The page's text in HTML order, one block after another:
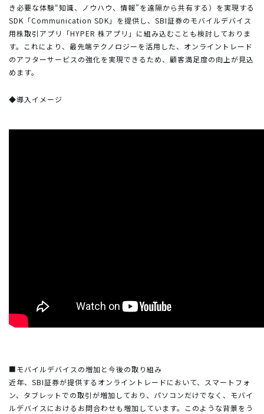
き必要な体験“知識、ノウハウ、情報”を遠隔から共有する）を実現する
SDK「Communication SDK」を提供し、SBI証券のモバイルデバイス
用株取引アプリ「HYPER 株アプリ」に組み込むことも検討しておりま
す。これにより、最先端テクノロジーを活用した、オンライントレード
のアフターサービスの強化を実現できるため、顧客満足度の向上が見込
めます。
◆導入イメージ
■モバイルデバイスの増加と今後の取り組み
近年、SBI証券が提供するオンライントレードにおいて、スマートフォ
ン、タブレットでの取引が増加しており、パソコンだけでなく、モバイ
ルデバイスにおけるお問合わせも増加しています。このような背景をう